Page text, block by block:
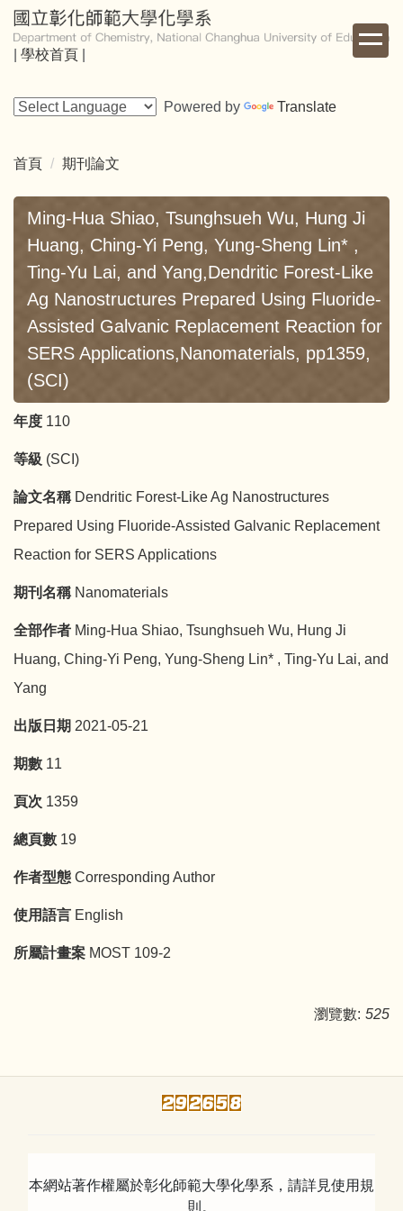
跳
到
主
內
學校首頁
Powered by Translate
首頁 期刊論文
Ming-Hua Shiao, Tsunghsueh Wu, Hung Ji
Huang, Ching-Yi Peng, Yung-Sheng Lin* ,
Ting-Yu Lai, and Yang,Dendritic Forest-Like
Ag Nanostructures Prepared Using Fluoride-
Assisted Galvanic Replacement Reaction for
SERS Applications,Nanomaterials, pp1359,
(SCI)
年度 110
等級 (SCI)
論文名稱 Dendritic Forest-Like Ag Nanostructures
Prepared Using Fluoride-Assisted Galvanic Replacement
Reaction for SERS Applications
期刊名稱 Nanomaterials
全部作者 Ming-Hua Shiao, Tsunghsueh Wu, Hung Ji
Huang, Ching-Yi Peng, Yung-Sheng Lin* , Ting-Yu Lai, and
Yang
出版日期 2021-05-21
期數 11
頁次 1359
總頁數 19
作者型態 Corresponding Author
使用語言 English
所屬計畫案 MOST 109-2
瀏覽數: 525
本網站著作權屬於彰化師範大學化學系，請詳見使用規
則。